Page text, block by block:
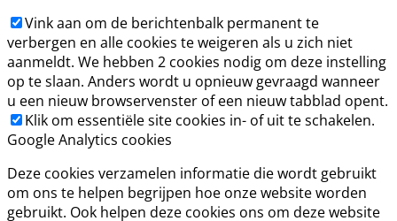
Vink aan om de berichtenbalk permanent te
verbergen en alle cookies te weigeren als u zich niet
aanmeldt. We hebben 2 cookies nodig om deze instelling
op te slaan. Anders wordt u opnieuw gevraagd wanneer
u een nieuw browservenster of een nieuw tabblad opent.
Klik om essentiële site cookies in- of uit te schakelen.
Google Analytics cookies
Deze cookies verzamelen informatie die wordt gebruikt
om ons te helpen begrijpen hoe onze website worden
gebruikt. Ook helpen deze cookies ons om deze website